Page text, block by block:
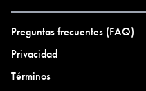
Preguntas frecuentes (FAQ)
Privacidad
Términos